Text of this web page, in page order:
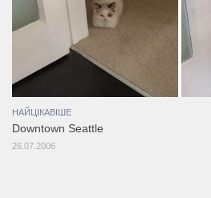
НАЙЦІКАВІШЕ
Downtown Seattle
26.07.2006